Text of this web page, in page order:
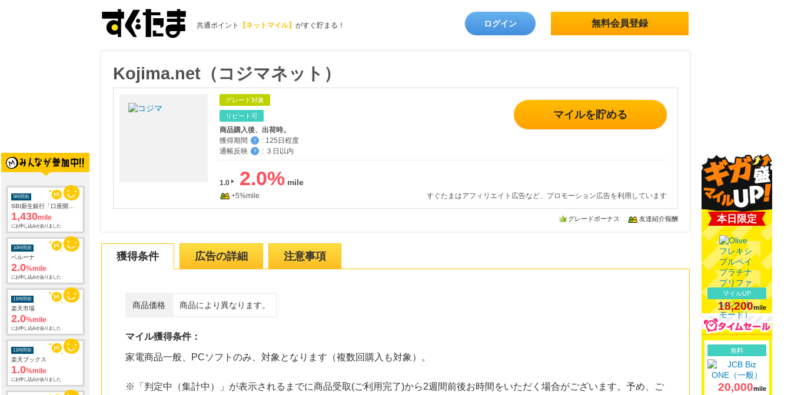
共通ポイント 【ネットマイル】 がすぐ貯まる！ ログイン 無料会員登録
5時間前
1,430mile
にお申し込みがありました
10時間前
ベルーナ
2.0%mile
にお申し込みがありました
11時間前
楽天市場
2.0%mile
にお申し込みがありました
11時間前
楽天ブックス
1.0%mile
にお申し込みがありました
Kojima.net（コジマネット）
グレード対象
リピート可
商品購入後、出荷時。
獲得期間
？ : 125日程度
通帳反映
？ : ３日以内
マイルを貯める
1.0 2.0%
+5%mile すぐたまはアフィリエイト広告など、プロモーション広告を利用しています
グレードボーナス 友達紹介報酬
獲得条件 広告の詳細 注意事項
商品価格 商品により異なります。
マイル獲得条件：
家電商品一般、PCソフトのみ、対象となります（複数回購入も対象）。
※「判定中（集計中）」が表示されるまでに商品受取(ご利用完了)から2週間前後お時間をいただく場合がございます。予め、ご
本日限定
マイルUP
18,200mile
無料
20,000mile